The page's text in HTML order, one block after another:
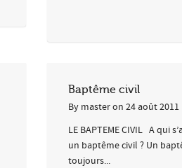
Baptême civil
By masteron 24 août 2011
LE BAPTEME CIVIL A qui
un baptême civil ? Un
toujours...